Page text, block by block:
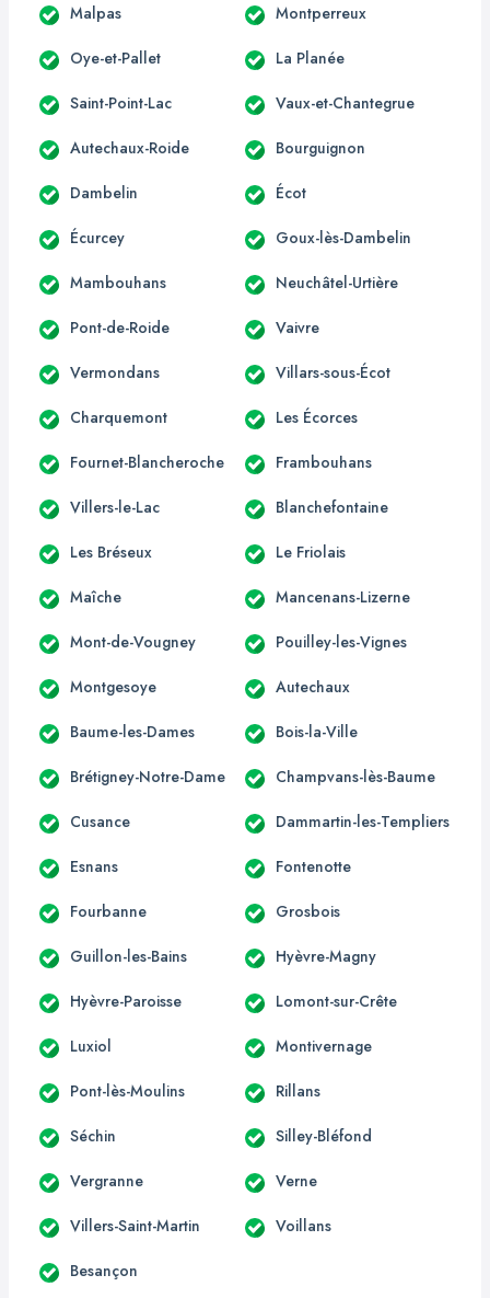
Malpas Montperreux
Oye-et-Pallet La Planée
Saint-Point-Lac Vaux-et-Chantegrue
Autechaux-Roide Bourguignon
Dambelin Écot
Écurcey Goux-lès-Dambelin
Mambouhans Neuchâtel-Urtière
Pont-de-Roide Vaivre
Vermondans Villars-sous-Écot
Charquemont Les Écorces
Fournet-Blancheroche Frambouhans
Villers-le-Lac Blanchefontaine
Les Bréseux Le Friolais
Maîche Mancenans-Lizerne
Mont-de-Vougney Pouilley-les-Vignes
Montgesoye Autechaux
Baume-les-Dames Bois-la-Ville
Brétigney-Notre-Dame Champvans-lès-Baume
Cusance Dammartin-les-Templiers
Esnans Fontenotte
Fourbanne Grosbois
Guillon-les-Bains Hyèvre-Magny
Hyèvre-Paroisse Lomont-sur-Crête
Luxiol Montivernage
Pont-lès-Moulins Rillans
Séchin Silley-Bléfond
Vergranne Verne
Villers-Saint-Martin Voillans
Besançon